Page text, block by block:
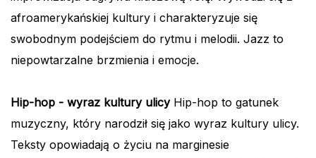
afroamerykańskiej kultury i charakteryzuje się
swobodnym podejściem do rytmu i melodii. Jazz to
niepowtarzalne brzmienia i emocje.
Hip-hop - wyraz kultury ulicyHip-hop to gatunek
muzyczny, który narodził się jako wyraz kultury ulicy.
Teksty opowiadają o życiu na marginesie